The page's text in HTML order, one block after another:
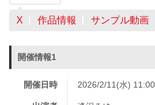
X 作品情報 サンプル動画
開催情報1
開催日時 2026/2/11(水)